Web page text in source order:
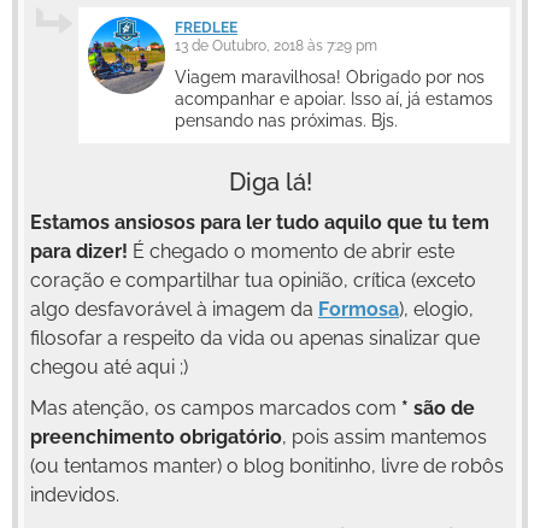
FREDLEE
13 de Outubro, 2018 às 7:29 pm
Viagem maravilhosa! Obrigado por nos
acompanhar e apoiar. Isso aí, já estamos
pensando nas próximas. Bjs.
Diga lá!
Estamos ansiosos para ler tudo aquilo que tu tem
para dizer! É chegado o momento de abrir este
coração e compartilhar tua opinião, crítica (exceto
algo desfavorável à imagem da Formosa), elogio,
filosofar a respeito da vida ou apenas sinalizar que
chegou até aqui ;)
Mas atenção, os campos marcados com * são de
preenchimento obrigatório, pois assim mantemos
(ou tentamos manter) o blog bonitinho, livre de robôs
indevidos.